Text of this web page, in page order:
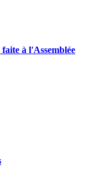
à l'Assemblée